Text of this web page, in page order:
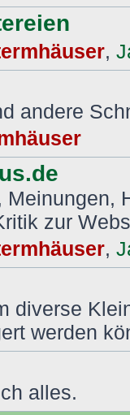
,
andere
Meinungen,
zur
,
diverse
werden
alles.